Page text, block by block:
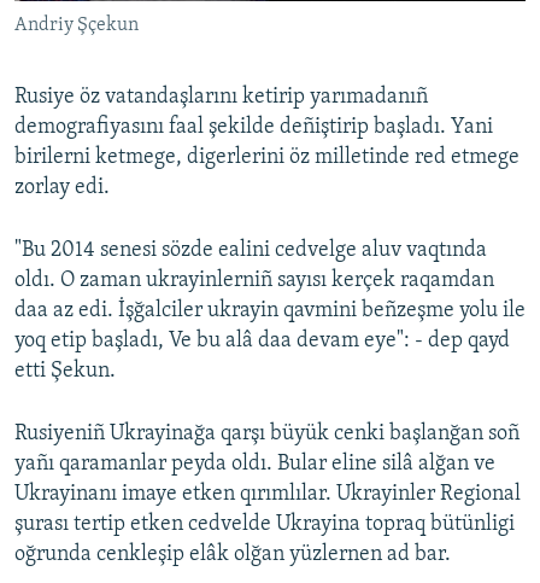
Andriy Şçekun
Rusiye öz vatandaşlarını ketirip yarımadanıñ
demografiyasını faal şekilde deñiştirip başladı. Yani
birilerni ketmege, digerlerini öz milletinde red etmege
zorlay edi.
"Bu 2014 senesi sözde ealini cedvelge aluv vaqtında
oldı. O zaman ukrayinlerniñ sayısı kerçek raqamdan
daa az edi. İşğalciler ukrayin qavmini beñzeşme yolu ile
yoq etip başladı, Ve bu alâ daa devam eye": - dep qayd
etti Şekun.
Rusiyeniñ Ukrayinağa qarşı büyük cenki başlanğan soñ
yañı qaramanlar peyda oldı. Bular eline silâ alğan ve
Ukrayinanı imaye etken qırımlılar. Ukrayinler Regional
şurası tertip etken cedvelde Ukrayina topraq bütünligi
oğrunda cenkleşip elâk olğan yüzlernen ad bar.